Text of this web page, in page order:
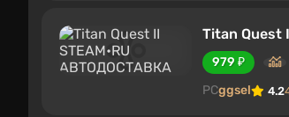
Titan Quest
979 ₽
PCggsel 4.2